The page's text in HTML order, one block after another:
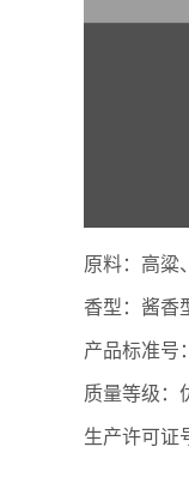
原料：高粱
香型：酱香
产品标准号
质量等级：
生产许可证